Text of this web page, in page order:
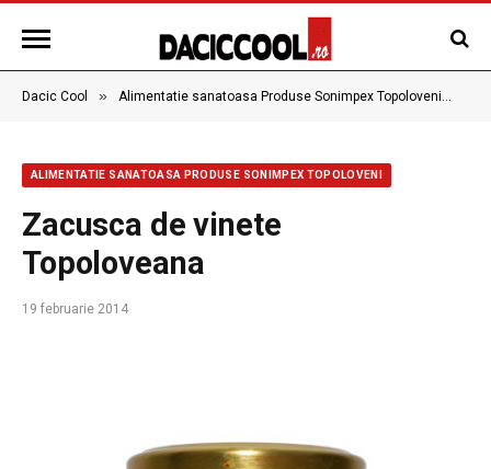
Dacic Cool » Alimentatie sanatoasa Produse Sonimpex Topoloveni
ALIMENTATIE SANATOASA PRODUSE SONIMPEX TOPOLOVENI
Zacusca de vinete
Topoloveana
19 februarie 2014